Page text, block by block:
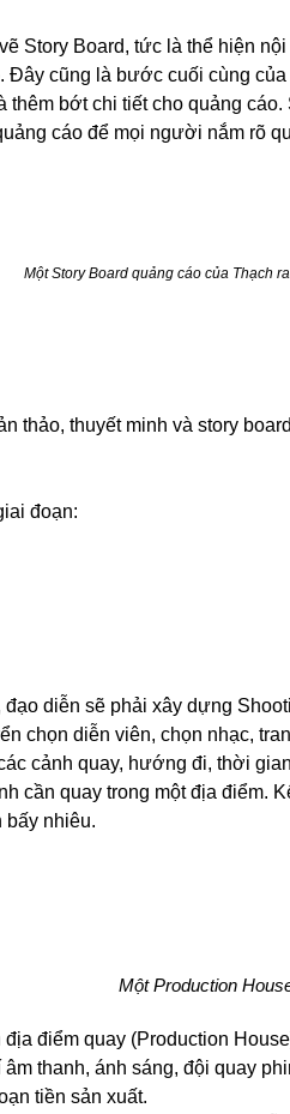
Story Board, tức là thể hiện
Đây cũng là bước cuối cùng
thêm bớt chi tiết cho quảng
cáo để mọi người nắm rõ
Một Story Board quảng cáo của Thạch
thảo, thuyết minh và story
đoạn:
diễn sẽ phải xây dựng
chọn diễn viên, chọn nhạc,
cảnh quay, hướng đi, thời
cần quay trong một địa điểm.
bấy nhiêu.
Một Production
điểm quay (Production
thanh, ánh sáng, đội quay
tiền sản xuất.